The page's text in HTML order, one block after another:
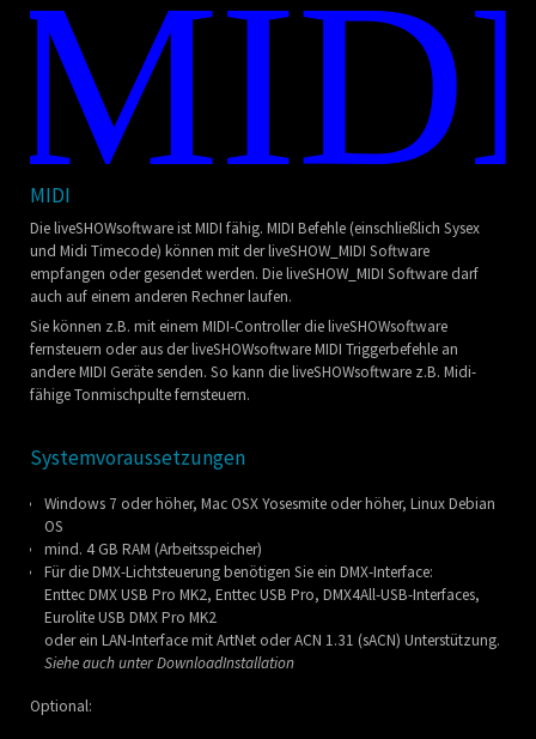
MIDI
Die liveSHOWsoftware ist MIDI fähig. MIDI Befehle (einschließlich Sysex
und Midi Timecode) können mit der liveSHOW_MIDI Software
empfangen oder gesendet werden. Die liveSHOW_MIDI Software darf
auch auf einem anderen Rechner laufen.
Sie können z.B. mit einem MIDI-Controller die liveSHOWsoftware
fernsteuern oder aus der liveSHOWsoftware MIDI Triggerbefehle an
andere MIDI Geräte senden. So kann die liveSHOWsoftware z.B. Midi-
fähige Tonmischpulte fernsteuern.
Systemvoraussetzungen
Windows 7 oder höher, Mac OSX Yosesmite oder höher, Linux Debian
OS
mind. 4 GB RAM (Arbeitsspeicher)
Für die DMX-Lichtsteuerung benötigen Sie ein DMX-Interface:
Enttec DMX USB Pro MK2, Enttec USB Pro, DMX4All-USB-Interfaces,
Eurolite USB DMX Pro MK2
oder ein LAN-Interface mit ArtNet oder ACN 1.31 (sACN) Unterstützung.
Siehe auch unter DownloadInstallation
Optional: